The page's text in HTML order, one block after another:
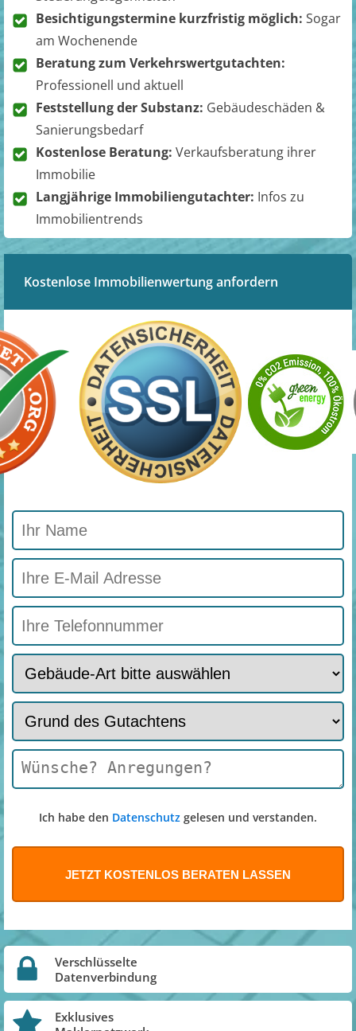
Besichtigungstermine kurzfristig möglich: Sogar
am Wochenende
Beratung zum Verkehrswertgutachten:
Professionell und aktuell
Feststellung der Substanz: Gebäudeschäden &
Sanierungsbedarf
Kostenlose Beratung: Verkaufsberatung ihrer
Immobilie
Langjährige Immobiliengutachter: Infos zu
Immobilientrends
Kostenlose Immobilienwertung anfordern
Ich habe den Datenschutz gelesen und verstanden.
Verschlüsselte
Datenverbindung
Exklusives